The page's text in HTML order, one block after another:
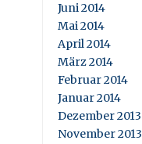
Juni 2014
Mai 2014
April 2014
März 2014
Februar 2014
Januar 2014
Dezember 2013
November 2013